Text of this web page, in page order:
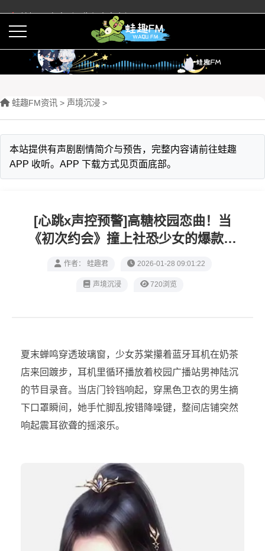
蛙趣FM有声剧预告与内容介绍
蛙趣FM资讯 > 声境沉浸 >
本站提供有声剧剧情简介与预告，完整内容请前往蛙趣
APP 收听。APP 下载方式见页面底部。
[心跳x声控预警]高糖校园恋曲！当
《初次约会》撞上社恐少女的爆款歌
单，解锁声控系恋爱全糖攻略
作者： 蛙趣君 2026-01-28 09:01:22
声境沉浸 720浏览
夏末蝉鸣穿透玻璃窗，少女苏棠攥着蓝牙耳机在奶茶
店来回踱步，耳机里循环播放着校园广播站男神陆沉
的节目录音。当店门铃铛响起，穿黑色卫衣的男生摘
下口罩瞬间，她手忙脚乱按错降噪键，整间店铺突然
响起震耳欲聋的摇滚乐。